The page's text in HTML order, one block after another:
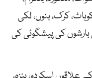
کرک، بنوں، لکی
بارشوں کی پیشگوئی کی